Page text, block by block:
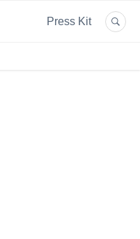
Press Kit